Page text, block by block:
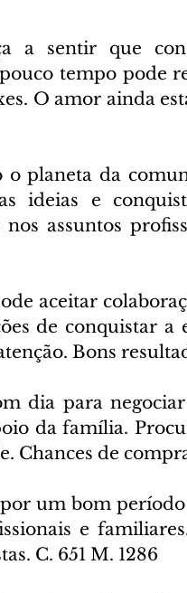
a sentir que
tempo pode
O amor ainda
planeta da
ideias e
nos assuntos
aceitar
de conquistar a
Bons
dia para
da família.
Chances de
por um bom
e
C. 651 M. 1286